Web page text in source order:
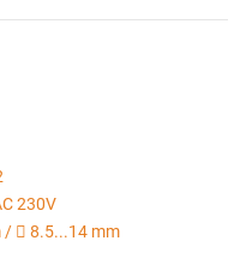
230V
/  8.5...14 mm